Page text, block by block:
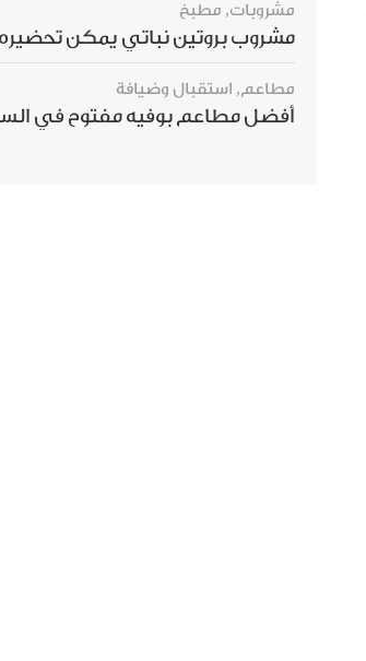
مشروبات, مطبخ
مطاعم, استقبال وضيافة